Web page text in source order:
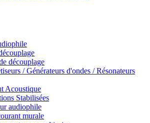
découplage
/ Générateurs d'ondes / Résonateurs
Acoustique
Stabilisées
audiophile
murale